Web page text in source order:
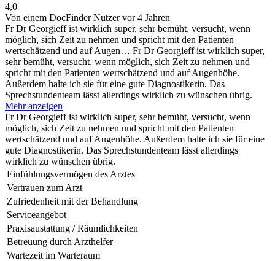
4,0
Von einem DocFinder Nutzervor 4 Jahren
Fr Dr Georgieff ist wirklich super, sehr bemüht, versucht, wenn
möglich, sich Zeit zu nehmen und spricht mit den Patienten
wertschätzend und auf Augen… Fr Dr Georgieff ist wirklich super,
sehr bemüht, versucht, wenn möglich, sich Zeit zu nehmen und
spricht mit den Patienten wertschätzend und auf Augenhöhe.
Außerdem halte ich sie für eine gute Diagnostikerin. Das
Sprechstundenteam lässt allerdings wirklich zu wünschen übrig.
Mehr anzeigen
Fr Dr Georgieff ist wirklich super, sehr bemüht, versucht, wenn
möglich, sich Zeit zu nehmen und spricht mit den Patienten
wertschätzend und auf Augenhöhe. Außerdem halte ich sie für eine
gute Diagnostikerin. Das Sprechstundenteam lässt allerdings
wirklich zu wünschen übrig.
Einfühlungsvermögen des Arztes
Vertrauen zum Arzt
Zufriedenheit mit der Behandlung
Serviceangebot
Praxisaustattung / Räumlichkeiten
Betreuung durch Arzthelfer
Wartezeit im Warteraum